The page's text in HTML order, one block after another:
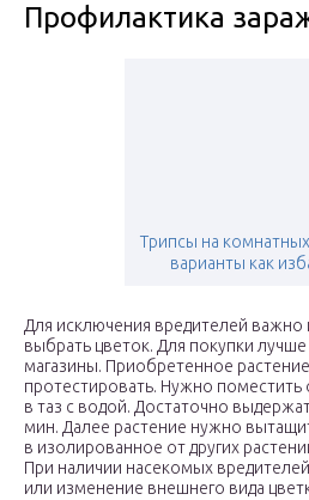
Профилактика
Трипсы на
варианты как
Для исключения вредителей важно
выбрать цветок. Для покупки
магазины. Приобретенное
протестировать. Нужно
в таз с водой. Достаточно
мин. Далее растение нужно
в изолированное от других
При наличии насекомых
или изменение внешнего вида